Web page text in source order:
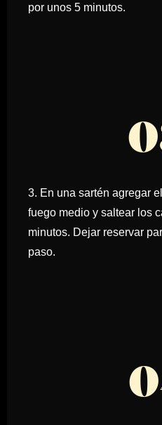
por unos 5 minutos.
3. En una sartén agregar
fuego medio y saltear los
minutos. Dejar reservar
paso.